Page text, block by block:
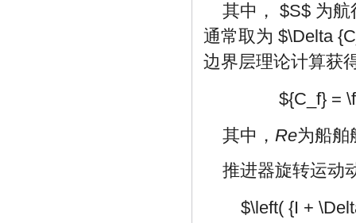
其中， $S$ 为航
通常取为 $\Delta
边界层理论计算获
${C_f} =
其中， Re为船舶
推进器旋转运动
$\left( {I +